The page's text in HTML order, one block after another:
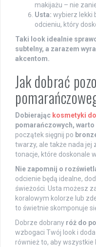
makijażu – nie
Usta: wybierz lekki
odcieniu, który
Taki look idealnie
subtelny, a zarazem
akcentom.
Jak dobrać
Dobierając kosmetyki
pomarańczowych,
początek sięgnij po
twarzy, ale także nada jej
tonacje, które doskonale
Nie zapomnij o
odcienie będą idealne,
świeżości. Usta możesz
koralowym kolorze lub
to świetnie skomponuje
Dobrze dobrany róż do
wzbogaci Twój look i
również to, aby